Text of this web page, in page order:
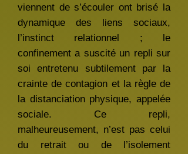
viennent de s’écouler ont brisé la
dynamique des liens sociaux,
l’instinct relationnel ; le
confinement a suscité un repli sur
soi entretenu subtilement par la
crainte de contagion et la règle de
la distanciation physique, appelée
sociale. Ce repli,
malheureusement, n’est pas celui
du retrait ou de l’isolement